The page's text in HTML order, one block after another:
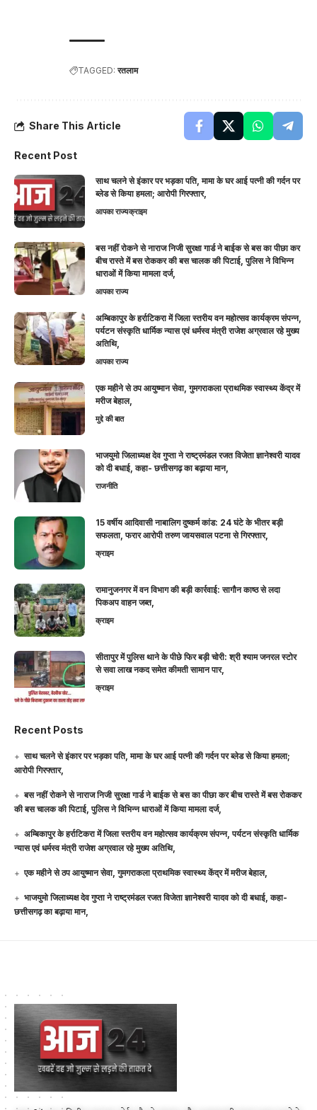
TAGGED: रतलाम
Share This Article
Recent Post
साथ चलने से इंकार पर भड़का पति, मामा के घर आई पत्नी की गर्दन पर
ब्लेड से किया हमला; आरोपी गिरफ्तार,
आपका राज्यक्राइम
बस नहीं रोकने से नाराज निजी सुरक्षा गार्ड ने बाईक से बस का पीछा कर
बीच रास्ते में बस रोककर की बस चालक की पिटाई, पुलिस ने विभिन्न
धाराओं में किया मामला दर्ज,
आपका राज्य
अम्बिकापुर के हर्राटिकरा में जिला स्तरीय वन महोत्सव कार्यक्रम संपन्न,
पर्यटन संस्कृति धार्मिक न्यास एवं धर्मस्व मंत्री राजेश अग्रवाल रहे मुख्य
अतिथि,
आपका राज्य
एक महीने से ठप आयुष्मान सेवा, गुमगराकला प्राथमिक स्वास्थ्य केंद्र में
मरीज बेहाल,
मुद्दे की बात
भाजयुमो जिलाध्यक्ष देव गुप्ता ने राष्ट्रमंडल रजत विजेता ज्ञानेश्वरी यादव
को दी बधाई, कहा- छत्तीसगढ़ का बढ़ाया मान,
राजनीति
15 वर्षीय आदिवासी नाबालिग दुष्कर्म कांड: 24 घंटे के भीतर बड़ी
सफलता, फरार आरोपी तरुण जायसवाल पटना से गिरफ्तार,
क्राइम
रामानुजनगर में वन विभाग की बड़ी कार्रवाई: सागौन काष्ठ से लदा
पिकअप वाहन जब्त,
क्राइम
सीतापुर में पुलिस थाने के पीछे फिर बड़ी चोरी: श्री श्याम जनरल स्टोर
से सवा लाख नकद समेत कीमती सामान पार,
क्राइम
Recent Posts
साथ चलने से इंकार पर भड़का पति, मामा के घर आई पत्नी की गर्दन पर ब्लेड से किया हमला;
आरोपी गिरफ्तार,
बस नहीं रोकने से नाराज निजी सुरक्षा गार्ड ने बाईक से बस का पीछा कर बीच रास्ते में बस रोककर
की बस चालक की पिटाई, पुलिस ने विभिन्न धाराओं में किया मामला दर्ज,
अम्बिकापुर के हर्राटिकरा में जिला स्तरीय वन महोत्सव कार्यक्रम संपन्न, पर्यटन संस्कृति धार्मिक
न्यास एवं धर्मस्व मंत्री राजेश अग्रवाल रहे मुख्य अतिथि,
एक महीने से ठप आयुष्मान सेवा, गुमगराकला प्राथमिक स्वास्थ्य केंद्र में मरीज बेहाल,
भाजयुमो जिलाध्यक्ष देव गुप्ता ने राष्ट्रमंडल रजत विजेता ज्ञानेश्वरी यादव को दी बधाई, कहा-
छत्तीसगढ़ का बढ़ाया मान,